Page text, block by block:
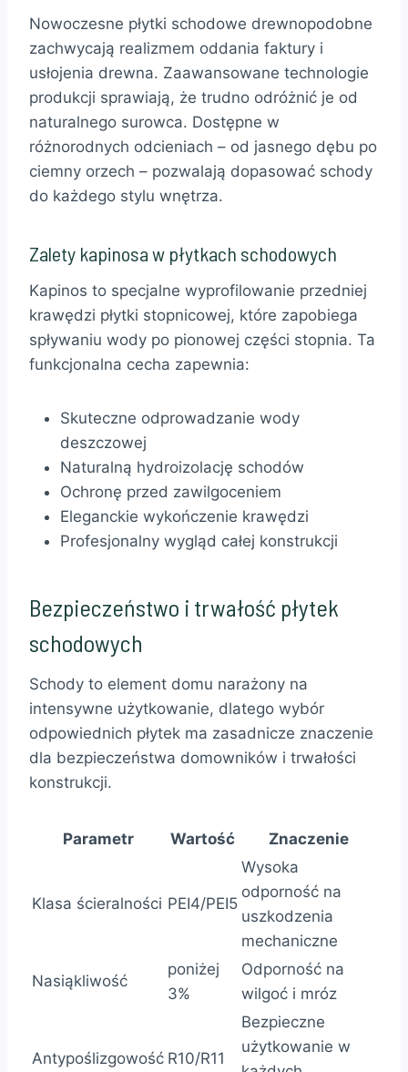
Nowoczesne płytki schodowe drewnopodobne
zachwycają realizmem oddania faktury i
usłojenia drewna. Zaawansowane technologie
produkcji sprawiają, że trudno odróżnić je od
naturalnego surowca. Dostępne w
różnorodnych odcieniach – od jasnego dębu po
ciemny orzech – pozwalają dopasować schody
do każdego stylu wnętrza.
Zalety kapinosa w płytkach schodowych
Kapinos to specjalne wyprofilowanie przedniej
krawędzi płytki stopnicowej, które zapobiega
spływaniu wody po pionowej części stopnia. Ta
funkcjonalna cecha zapewnia:
Skuteczne odprowadzanie wody
deszczowej
Naturalną hydroizolację schodów
Ochronę przed zawilgoceniem
Eleganckie wykończenie krawędzi
Profesjonalny wygląd całej konstrukcji
Bezpieczeństwo i trwałość płytek
schodowych
Schody to element domu narażony na
intensywne użytkowanie, dlatego wybór
odpowiednich płytek ma zasadnicze znaczenie
dla bezpieczeństwa domowników i trwałości
konstrukcji.
Parametr Wartość Znaczenie
Klasa ścieralności PEI4/PEI5
Wysoka
odporność na
uszkodzenia
mechaniczne
Nasiąkliwość
poniżej
3%
Odporność na
wilgoć i mróz
Antypoślizgowość R10/R11
Bezpieczne
użytkowanie w